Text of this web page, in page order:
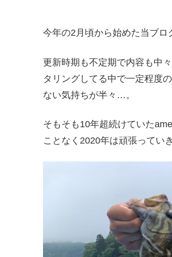
今年の2月頃から始めた当ブロ
更新時期も不定期で内容も中
タリングしてる中で一定程度
ない気持ちが半々…。
そもそも10年超続けていた
ことなく2020年は頑張ってい